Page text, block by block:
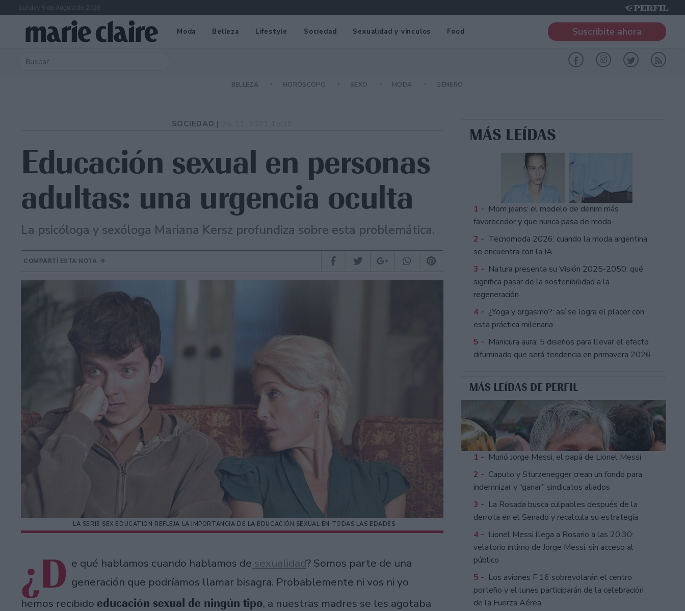
Sunday 9 de August de 2026
Moda Belleza Lifestyle Sociedad Sexualidad y vínculos Food Suscribite ahora
BELLEZA HORÓSCOPO SEXO MODA GÉNERO
SOCIEDAD |
Educación sexual en personas
adultas: una urgencia oculta
La psicóloga y sexóloga Mariana Kersz profundiza sobre esta problemática.
COMPARTÍ ESTA NOTA
LA SERIE SEX EDUCATION REFLEJA LA IMPORTANCIA DE LA EDUCACIÓN SEXUAL EN TODAS LAS EDADES
¿D e qué hablamos cuando hablamos de sexualidad? Somos parte de una
generación que podríamos llamar bisagra. Probablemente ni vos ni yo
hemos recibido educación sexual de ningún tipo, a nuestras madres se les agotaba
MÁS LEÍDAS
1 - Mom jeans: el modelo de denim más
favorecedor y que nunca pasa de moda
2 - Tecnomoda 2026: cuando la moda argentina
se encuentra con la IA
3 - Natura presenta su Visión 2025-2050: qué
significa pasar de la sostenibilidad a la
regeneración
4 - ¿Yoga y orgasmo?: así se logra el placer con
esta práctica milenaria
5 - Manicura aura: 5 diseños para llevar el efecto
difuminado que será tendencia en primavera 2026
MÁS LEÍDAS DE PERFIL
1 - Murió Jorge Messi, el papá de Lionel Messi
2 - Caputo y Sturzenegger crean un fondo para
indemnizar y “ganar” sindicatos aliados
3 - La Rosada busca culpables después de la
derrota en el Senado y recalcula su estrategia
4 - Lionel Messi llega a Rosario a las 20.30:
velatorio íntimo de Jorge Messi, sin acceso al
público
5 - Los aviones F 16 sobrevolarán el centro
porteño y el lunes participarán de la celebración
de la Fuerza Aérea